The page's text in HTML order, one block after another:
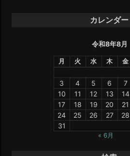
カレンダー
令和8年8月
月 火 水 木 金
3
4 5 6 7
10
11 12 13 14
17
18 19 20 21
24
25 26 27 28
31
« 6月